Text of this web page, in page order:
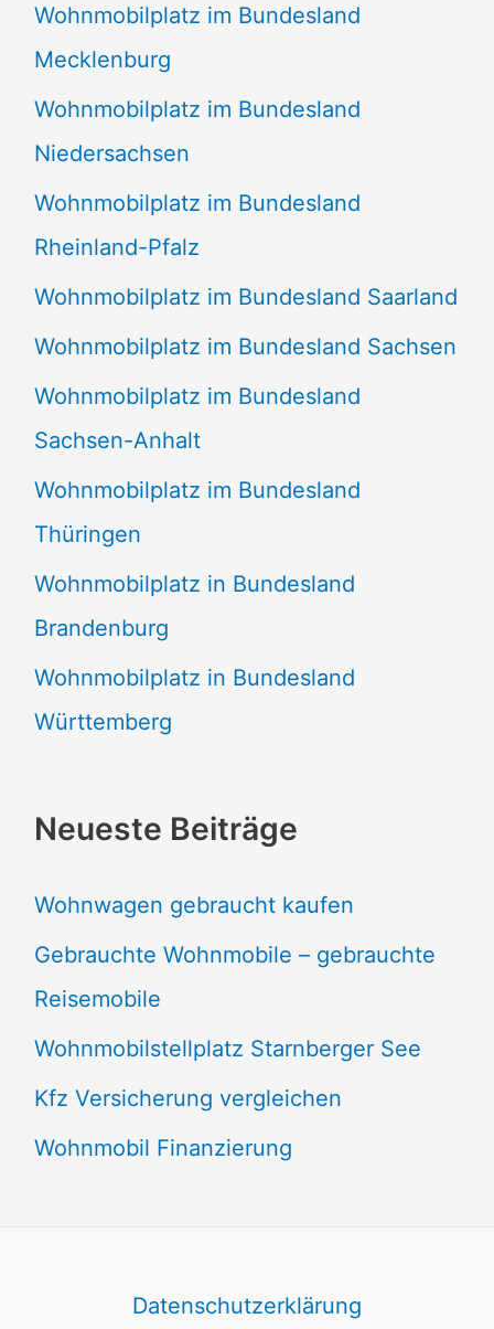
Wohnmobilplatz im Bundesland
Mecklenburg
Wohnmobilplatz im Bundesland
Niedersachsen
Wohnmobilplatz im Bundesland
Rheinland-Pfalz
Wohnmobilplatz im Bundesland Saarland
Wohnmobilplatz im Bundesland Sachsen
Wohnmobilplatz im Bundesland
Sachsen-Anhalt
Wohnmobilplatz im Bundesland
Thüringen
Wohnmobilplatz in Bundesland
Brandenburg
Wohnmobilplatz in Bundesland
Württemberg
Neueste Beiträge
Wohnwagen gebraucht kaufen
Gebrauchte Wohnmobile – gebrauchte
Reisemobile
Wohnmobilstellplatz Starnberger See
Kfz Versicherung vergleichen
Wohnmobil Finanzierung
Datenschutzerklärung